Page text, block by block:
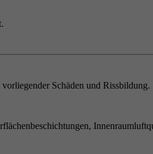
Schäden und Rissbildung.